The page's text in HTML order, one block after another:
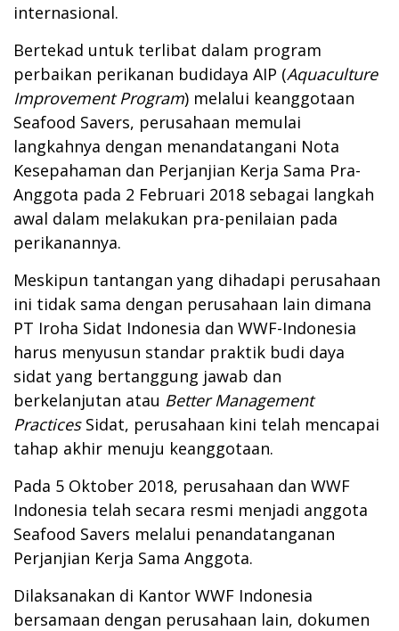
internasional.
Bertekad untuk terlibat dalam program
perbaikan perikanan budidaya AIP (Aquaculture
Improvement Program) melalui keanggotaan
Seafood Savers, perusahaan memulai
langkahnya dengan menandatangani Nota
Kesepahaman dan Perjanjian Kerja Sama Pra-
Anggota pada 2 Februari 2018 sebagai langkah
awal dalam melakukan pra-penilaian pada
perikanannya.
Meskipun tantangan yang dihadapi perusahaan
ini tidak sama dengan perusahaan lain dimana
PT Iroha Sidat Indonesia dan WWF-Indonesia
harus menyusun standar praktik budi daya
sidat yang bertanggung jawab dan
berkelanjutan atau Better Management
PracticesSidat, perusahaan kini telah mencapai
tahap akhir menuju keanggotaan.
Pada 5 Oktober 2018, perusahaan dan WWF
Indonesia telah secara resmi menjadi anggota
Seafood Savers melalui penandatanganan
Perjanjian Kerja Sama Anggota.
Dilaksanakan di Kantor WWF Indonesia
bersamaan dengan perusahaan lain, dokumen